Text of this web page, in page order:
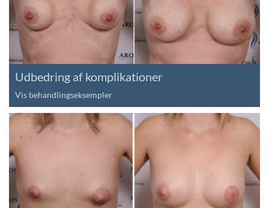
Udbedring af komplikationer
Vis behandlingseksempler